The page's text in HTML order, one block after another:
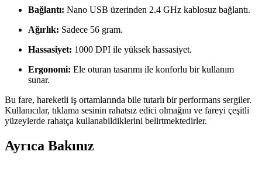
Bağlantı: Nano USB üzerinden 2.4 GHz kablosuz bağlantı.
Ağırlık: Sadece 56 gram.
Hassasiyet: 1000 DPI ile yüksek hassasiyet.
Ergonomi: Ele oturan tasarımı ile konforlu bir kullanım
sunar.
Bu fare, hareketli iş ortamlarında bile tutarlı bir performans sergiler.
Kullanıcılar, tıklama sesinin rahatsız edici olmağını ve fareyi çeşitli
yüzeylerde rahatça kullanabildiklerini belirtmektedirler.
Ayrıca Bakınız